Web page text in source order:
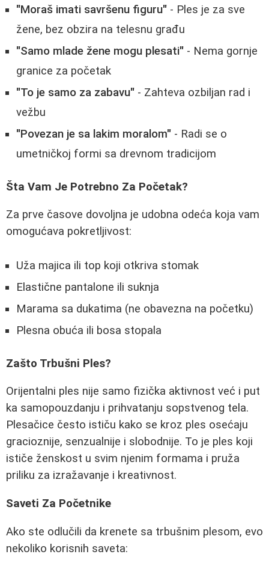
"Moraš imati savršenu figuru" - Ples je za sve
žene, bez obzira na telesnu građu
"Samo mlade žene mogu plesati" - Nema gornje
granice za početak
"To je samo za zabavu" - Zahteva ozbiljan rad i
vežbu
"Povezan je sa lakim moralom" - Radi se o
umetničkoj formi sa drevnom tradicijom
Šta Vam Je Potrebno Za Početak?
Za prve časove dovoljna je udobna odeća koja vam
omogućava pokretljivost:
Uža majica ili top koji otkriva stomak
Elastične pantalone ili suknja
Marama sa dukatima (ne obavezna na početku)
Plesna obuća ili bosa stopala
Zašto Trbušni Ples?
Orijentalni ples nije samo fizička aktivnost već i put
ka samopouzdanju i prihvatanju sopstvenog tela.
Plesačice često ističu kako se kroz ples osećaju
gracioznije, senzualnije i slobodnije. To je ples koji
ističe ženskost u svim njenim formama i pruža
priliku za izražavanje i kreativnost.
Saveti Za Početnike
Ako ste odlučili da krenete sa trbušnim plesom, evo
nekoliko korisnih saveta: